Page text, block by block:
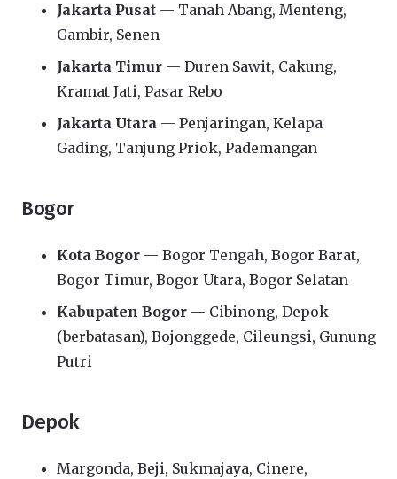
Jakarta Pusat — Tanah Abang, Menteng,
Gambir, Senen
Jakarta Timur — Duren Sawit, Cakung,
Kramat Jati, Pasar Rebo
Jakarta Utara — Penjaringan, Kelapa
Gading, Tanjung Priok, Pademangan
Bogor
Kota Bogor — Bogor Tengah, Bogor Barat,
Bogor Timur, Bogor Utara, Bogor Selatan
Kabupaten Bogor — Cibinong, Depok
(berbatasan), Bojonggede, Cileungsi, Gunung
Putri
Depok
Margonda, Beji, Sukmajaya, Cinere,